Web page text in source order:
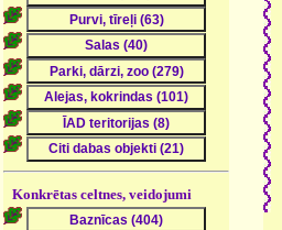
Konkrētas celtnes, veidojumi